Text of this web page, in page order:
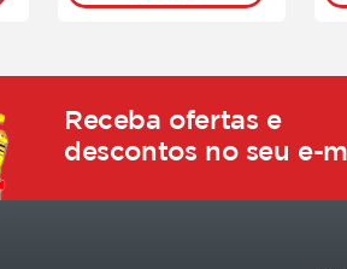
Receba ofertas e
descontos no seu e-